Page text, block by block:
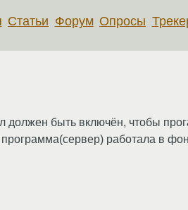
Статьи Форум Опросы
должен быть включён, чтобы
работала в